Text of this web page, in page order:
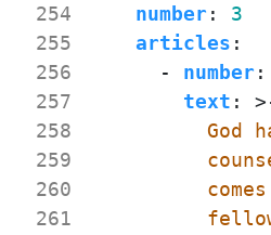
254
255
256
257
258
259
260
261
number:
3
articles :
- number:
text :